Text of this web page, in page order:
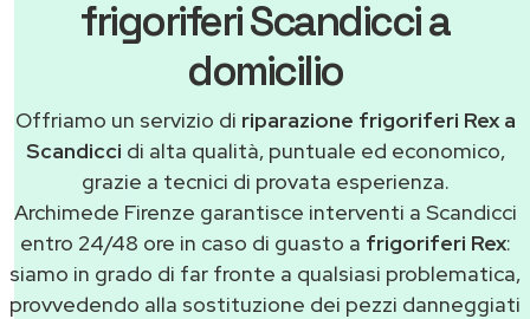
frigoriferi Scandicci a
domicilio
Offriamo un servizio di riparazione frigoriferi Rex a
Scandicci di alta qualità, puntuale ed economico,
grazie a tecnici di provata esperienza.
Archimede Firenze garantisce interventi a Scandicci
entro 24/48 ore in caso di guasto a frigoriferi Rex:
siamo in grado di far fronte a qualsiasi problematica,
provvedendo alla sostituzione dei pezzi danneggiati